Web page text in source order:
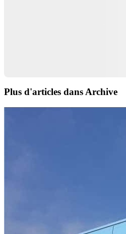
Plus d'articles dans Archive